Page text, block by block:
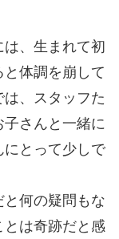
、生まれて初
体調を崩して
、スタッフた
さんと一緒に
とって少しで
何の疑問もな
は奇跡だと感